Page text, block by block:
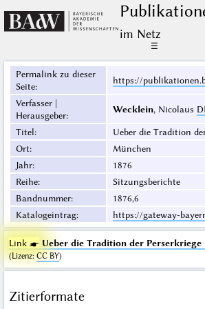
im Netz
☰
Permalink zu dieser
Seite:
https://
Verfasser |
Herausgeber:
Wecklein, Nicolaus
Titel:
Ueber die Tradition
Ort:
München
Jahr:
1876
Reihe:
Sitzungsberichte
Bandnummer:
1876,6
Katalogeintrag: https://gateway-
Link ☛ Ueber die Tradition der Perserkriege
(Lizenz:CC BY)
Zitierformate